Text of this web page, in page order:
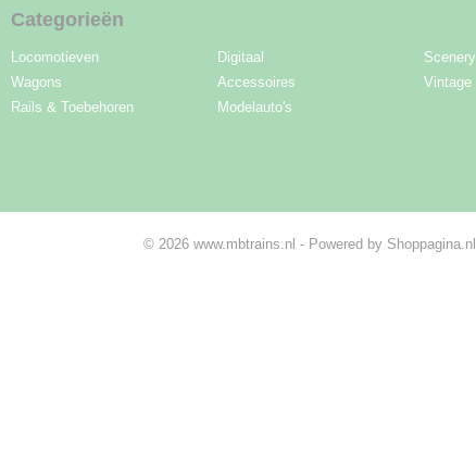
Categorieën
Locomotieven
Wagons
Rails & Toebehoren
Digitaal
Accessoires
Modelauto's
Scenery
Vintage
© 2026 www.mbtrains.nl - Powered by Shoppagina.nl